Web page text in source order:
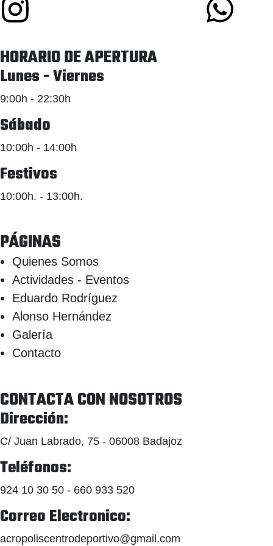
HORARIO DE APERTURA
Lunes - Viernes
9:00h - 22:30h
Sábado
10:00h - 14:00h
Festivos
10:00h. - 13:00h.
PÁGINAS
Quienes Somos
Actividades - Eventos
Eduardo Rodríguez
Alonso Hernández
Galería
Contacto
CONTACTA CON NOSOTROS
Dirección:
C/ Juan Labrado, 75 - 06008 Badajoz
Teléfonos:
924 10 30 50 - 660 933 520
Correo Electronico:
acropoliscentrodeportivo@gmail.com